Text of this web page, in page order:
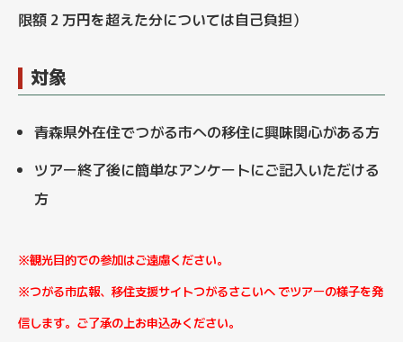
限額 2 万円を超えた分については自己負担）
対象
青森県外在住でつがる市への移住に興味関心がある方
ツアー終了後に簡単なアンケートにご記入いただける
方
※観光目的での参加はご遠慮ください。
※つがる市広報、移住支援サイトつがるさこいへ でツアーの様子を発
信します。ご了承の上お申込みください。